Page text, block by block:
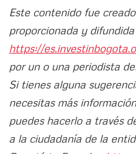
Este contenido fue
proporcionada y
https://
por un o una periodista
Si tienes alguna
necesitas más
puedes hacerlo a través
a la ciudadanía de la